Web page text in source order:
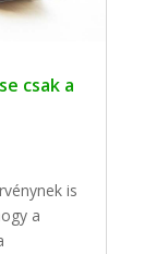
csak a
is
a